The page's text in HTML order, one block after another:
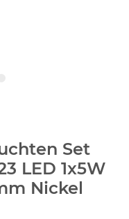
Set
LED 1x5W
Nickel